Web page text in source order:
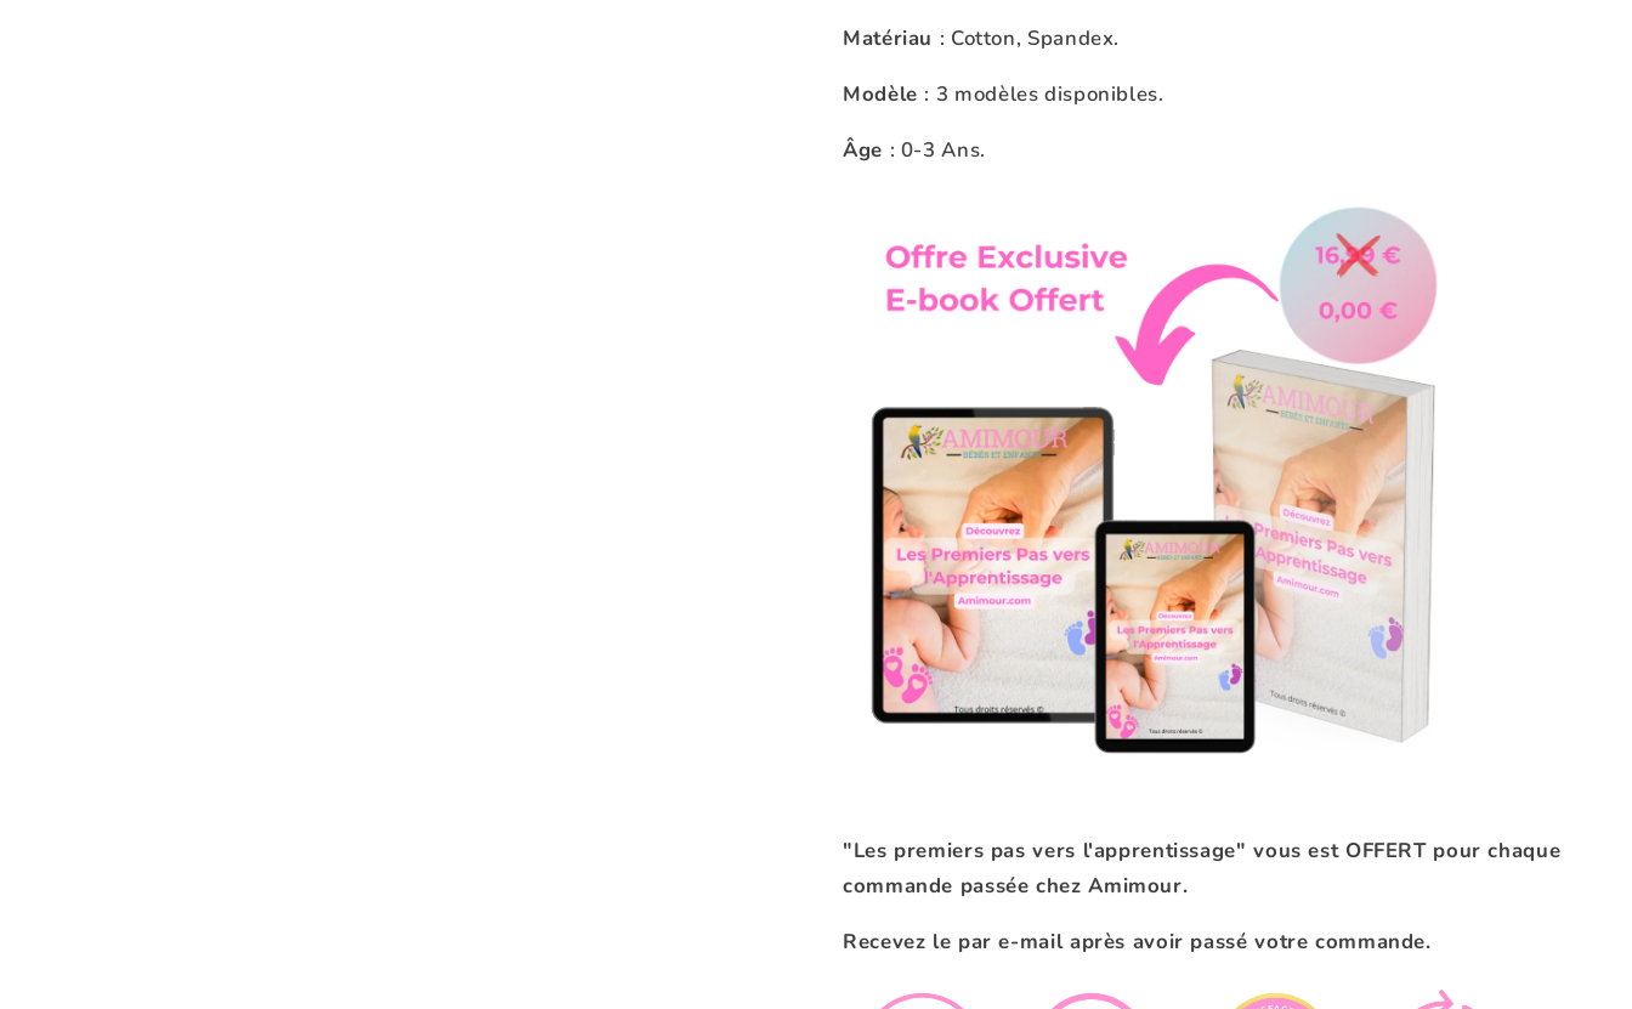
Matériau : Cotton, Spandex.
Modèle : 3 modèles disponibles.
Âge : 0-3 Ans.
"Les premiers pas vers l'apprentissage" vous est OFFERT pour chaque
commande passée chez Amimour.
Recevez le par e-mail après avoir passé votre commande.